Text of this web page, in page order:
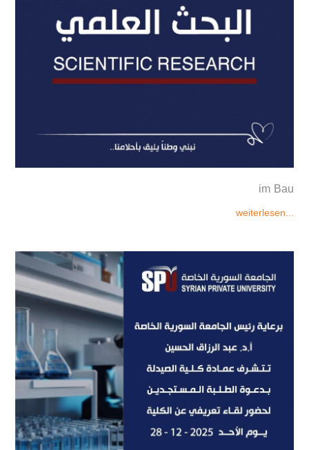
im Bau
weiterlesen...